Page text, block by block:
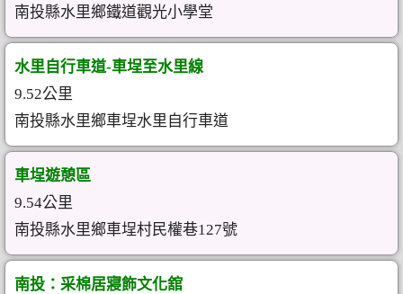
南投縣水里鄉鐵道觀光小學堂
水里自行車道-車埕至水里線
9.52公里
南投縣水里鄉車埕水里自行車道
車埕遊憩區
9.54公里
南投縣水里鄉車埕村民權巷127號
南投：采棉居寢飾文化舘